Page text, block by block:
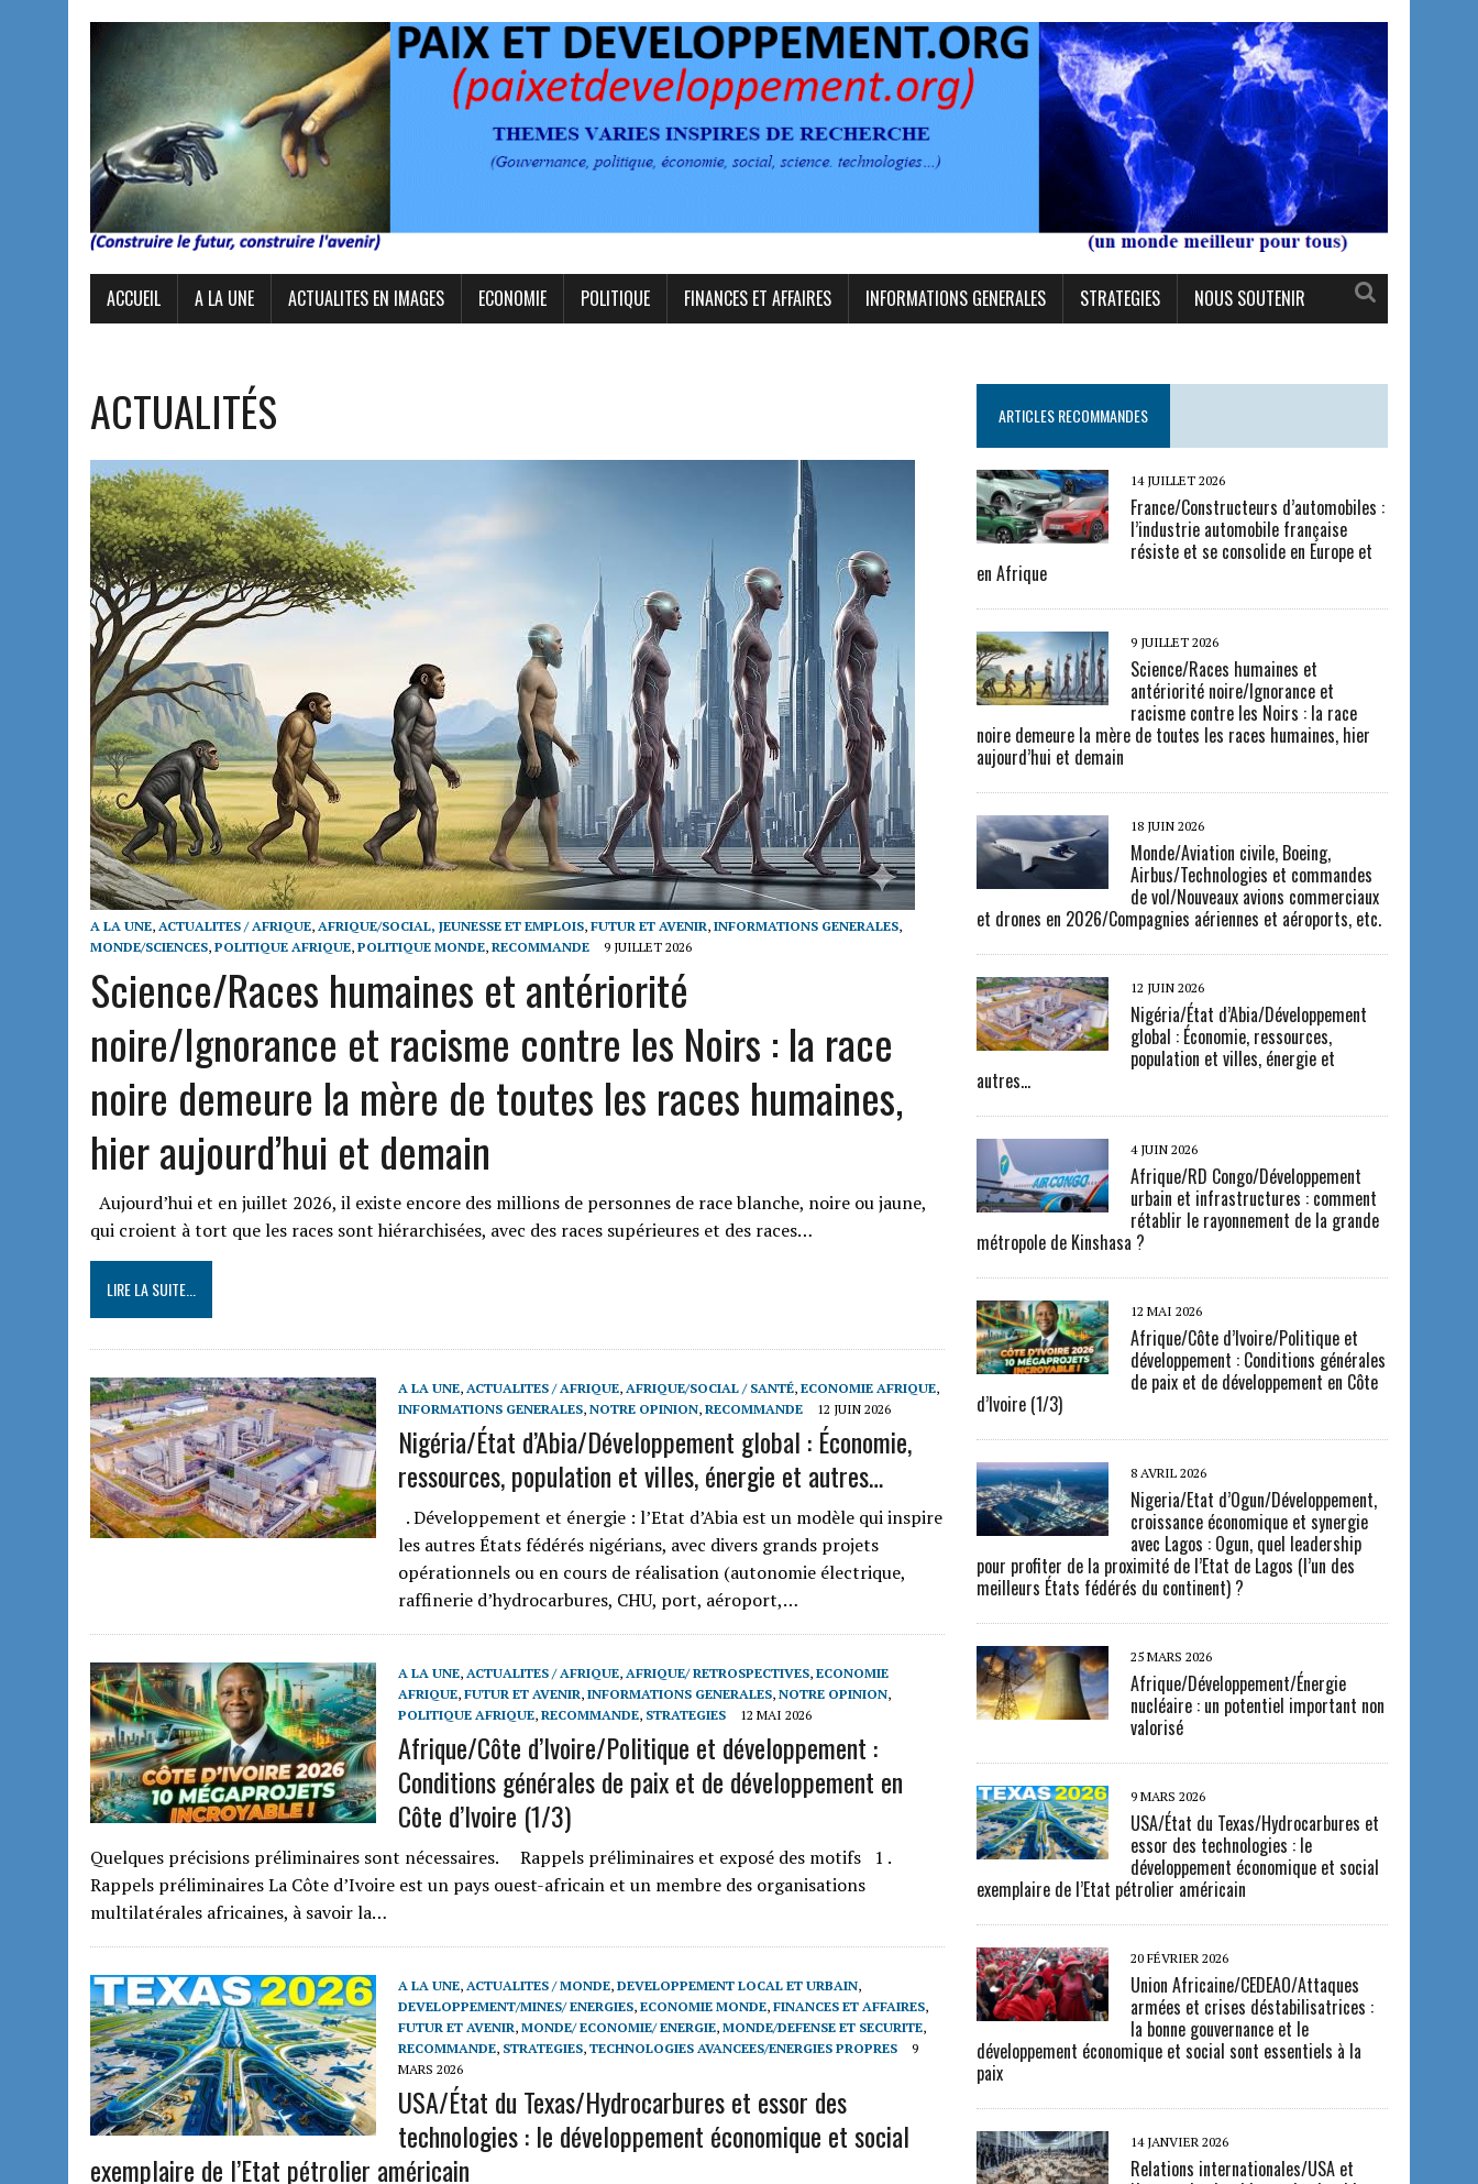
ACCUEIL A LA UNE ACTUALITES EN IMAGES ECONOMIE POLITIQUE FINANCES ET AFFAIRES INFORMATIONS GENERALES STRATEGIES NOUS SOUTENIR
ACTUALITÉS
A LA UNE, ACTUALITES / AFRIQUE, AFRIQUE/SOCIAL, JEUNESSE ET EMPLOIS, FUTUR ET AVENIR, INFORMATIONS GENERALES,
MONDE/SCIENCES, POLITIQUE AFRIQUE, POLITIQUE MONDE, RECOMMANDE 9 JUILLET 2026
Science/Races humaines et antériorité
noire/Ignorance et racisme contre les Noirs : la race
noire demeure la mère de toutes les races humaines,
hier aujourd’hui et demain
Aujourd’hui et en juillet 2026, il existe encore des millions de personnes de race blanche, noire ou jaune,
qui croient à tort que les races sont hiérarchisées, avec des races supérieures et des races…
LIRE LA SUITE...
A LA UNE, ACTUALITES / AFRIQUE, AFRIQUE/SOCIAL / SANTÉ, ECONOMIE AFRIQUE,
INFORMATIONS GENERALES, NOTRE OPINION, RECOMMANDE 12 JUIN 2026
Nigéria/État d’Abia/Développement global : Économie,
ressources, population et villes, énergie et autres…
. Développement et énergie : l’Etat d’Abia est un modèle qui inspire
les autres États fédérés nigérians, avec divers grands projets
opérationnels ou en cours de réalisation (autonomie électrique,
raffinerie d’hydrocarbures, CHU, port, aéroport,…
A LA UNE, ACTUALITES / AFRIQUE, AFRIQUE/ RETROSPECTIVES, ECONOMIE
AFRIQUE, FUTUR ET AVENIR, INFORMATIONS GENERALES, NOTRE OPINION,
POLITIQUE AFRIQUE, RECOMMANDE, STRATEGIES 12 MAI 2026
Afrique/Côte d’Ivoire/Politique et développement :
Conditions générales de paix et de développement en
Côte d’Ivoire (1/3)
Quelques précisions préliminaires sont nécessaires. Rappels préliminaires et exposé des motifs 1 .
Rappels préliminaires La Côte d’Ivoire est un pays ouest-africain et un membre des organisations
multilatérales africaines, à savoir la…
A LA UNE, ACTUALITES / MONDE, DEVELOPPEMENT LOCAL ET URBAIN,
DEVELOPPEMENT/MINES/ ENERGIES, ECONOMIE MONDE, FINANCES ET AFFAIRES,
FUTUR ET AVENIR, MONDE/ ECONOMIE/ ENERGIE, MONDE/DEFENSE ET SECURITE,
RECOMMANDE, STRATEGIES, TECHNOLOGIES AVANCEES/ENERGIES PROPRES
9
MARS 2026
USA/État du Texas/Hydrocarbures et essor des
technologies : le développement économique et social
exemplaire de l’Etat pétrolier américain
ARTICLES RECOMMANDES
14 JUILLET 2026
France/Constructeurs d’automobiles :
l’industrie automobile française
résiste et se consolide en Europe et
en Afrique
9 JUILLET 2026
Science/Races humaines et
antériorité noire/Ignorance et
racisme contre les Noirs : la race
noire demeure la mère de toutes les races humaines, hier
aujourd’hui et demain
18 JUIN 2026
Monde/Aviation civile, Boeing,
Airbus/Technologies et commandes
de vol/Nouveaux avions commerciaux
et drones en 2026/Compagnies aériennes et aéroports, etc.
12 JUIN 2026
Nigéria/État d’Abia/Développement
global : Économie, ressources,
population et villes, énergie et
autres…
4 JUIN 2026
Afrique/RD Congo/Développement
urbain et infrastructures : comment
rétablir le rayonnement de la grande
métropole de Kinshasa ?
12 MAI 2026
Afrique/Côte d’Ivoire/Politique et
développement : Conditions générales
de paix et de développement en Côte
d’Ivoire (1/3)
8 AVRIL 2026
Nigeria/Etat d’Ogun/Développement,
croissance économique et synergie
avec Lagos : Ogun, quel leadership
pour profiter de la proximité de l’Etat de Lagos (l’un des
meilleurs États fédérés du continent) ?
25 MARS 2026
Afrique/Développement/Énergie
nucléaire : un potentiel important non
valorisé
9 MARS 2026
USA/État du Texas/Hydrocarbures et
essor des technologies : le
développement économique et social
exemplaire de l’Etat pétrolier américain
20 FÉVRIER 2026
Union Africaine/CEDEAO/Attaques
armées et crises déstabilisatrices :
la bonne gouvernance et le
développement économique et social sont essentiels à la
paix
14 JANVIER 2026
Relations internationales/USA et